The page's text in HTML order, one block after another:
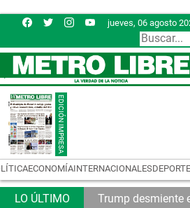
jueves, 06 agosto
ECONOMÍAINTERNACIONALES
Trump desmiente